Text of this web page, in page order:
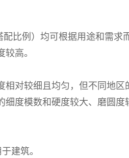
比例）均可根据用途和需求
高。
对较细且均匀，但不同地区
度模数和硬度较大、磨圆
建筑。